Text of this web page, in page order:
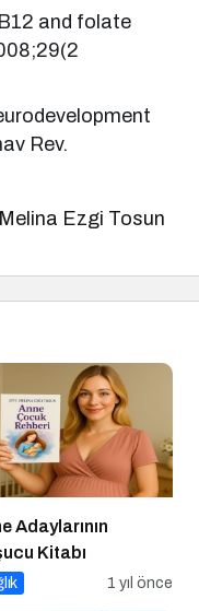
and folate
Rev.
Ezgi Tosun
Adaylarının
Kitabı
1 yıl önce